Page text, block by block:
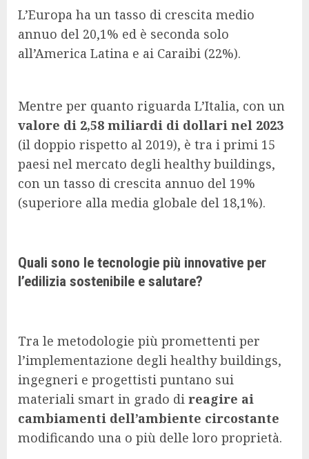
L’Europa ha un tasso di crescita medio
annuo del 20,1% ed è seconda solo
all’America Latina e ai Caraibi (22%).
Mentre per quanto riguarda L’Italia, con un
valore di 2,58 miliardi di dollari nel 2023
(il doppio rispetto al 2019), è tra i primi 15
paesi nel mercato degli healthy buildings,
con un tasso di crescita annuo del 19%
(superiore alla media globale del 18,1%).
Quali sono le tecnologie più innovative per
l’edilizia sostenibile e salutare?
Tra le metodologie più promettenti per
l’implementazione degli healthy buildings,
ingegneri e progettisti puntano sui
materiali smart in grado di reagire ai
cambiamenti dell’ambiente circostante
modificando una o più delle loro proprietà.